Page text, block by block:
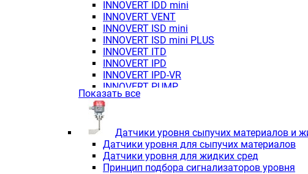
INNOVERT IDD mini
INNOVERT VENT
INNOVERT ISD mini
INNOVERT ISD mini PLUS
INNOVERT ITD
INNOVERT IРD
INNOVERT IРD-VR
INNOVERT PUMP
Показать все
Датчики уровня сыпучих материалов и
Датчики уровня для сыпучих материалов
Датчики уровня для жидких сред
Принцип подбора сигнализаторов уровня